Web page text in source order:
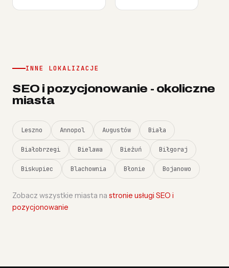
INNE LOKALIZACJE
SEO i pozycjonowanie - okoliczne
miasta
Leszno Annopol Augustów Biała
Białobrzegi Bielawa Bieżuń Biłgoraj
Biskupiec Blachownia Błonie Bojanowo
Zobacz wszystkie miasta na stronie usługi SEO i
pozycjonowanie